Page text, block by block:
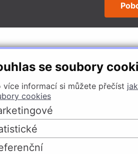
se soubory
více informací si můžete přečíst
cookies
SLEDUJTE NÁS